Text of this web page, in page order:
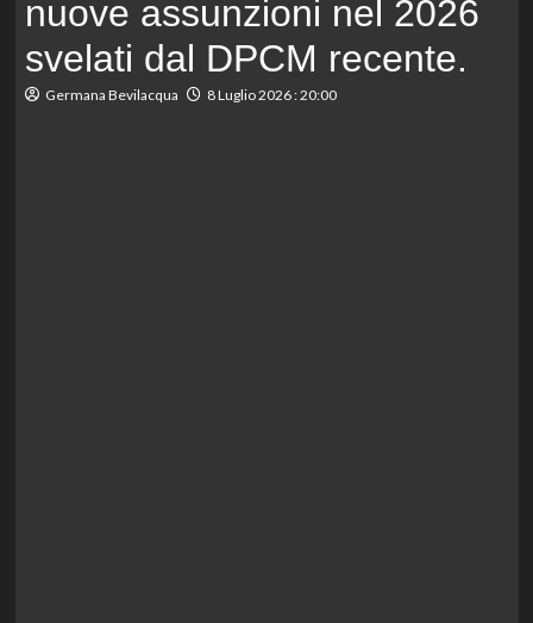
nuove assunzioni nel 2026
svelati dal DPCM recente.
Germana Bevilacqua 8 Luglio 2026 : 20:00